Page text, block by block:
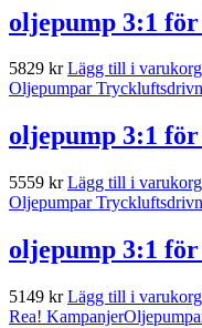
oljepump 3:1
5829 kr Lägg till i varukorg
Oljepumpar
oljepump 3:1
5559 kr Lägg till i varukorg
Oljepumpar
oljepump 3:1 för
5149 kr Lägg till i varukorg
Rea! Kampanjer